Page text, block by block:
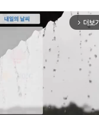
arrow_forward_ios 더보기